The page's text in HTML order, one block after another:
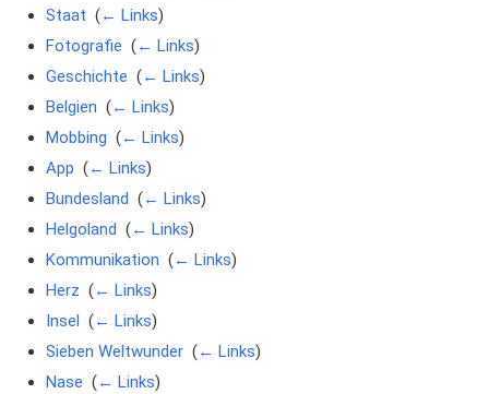
Staat (← Links)
Fotografie (← Links)
Geschichte (← Links)
Belgien (← Links)
Mobbing (← Links)
App (← Links)
Bundesland (← Links)
Helgoland (← Links)
Kommunikation (← Links)
Herz (← Links)
Insel (← Links)
Sieben Weltwunder‎ (← Links)
Nase (← Links)